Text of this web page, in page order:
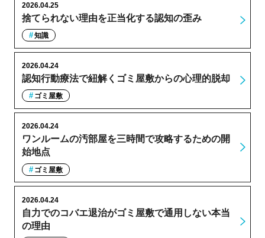
捨てられない理由を正当化する認知の歪み
2026.04.25
知識
認知行動療法で紐解くゴミ屋敷からの心理的脱却
2026.04.24
ゴミ屋敷
ワンルームの汚部屋を三時間で攻略するための開
始地点
2026.04.24
ゴミ屋敷
自力でのコバエ退治がゴミ屋敷で通用しない本当
の理由
2026.04.24